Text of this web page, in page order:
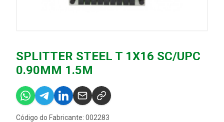
SPLITTER STEEL T 1X16 SC/UPC
0.90MM 1.5M
Código do Fabricante: 002283